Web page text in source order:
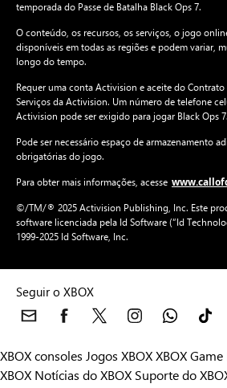
temporada do Passe de Batalha Black Ops 7.
O conteúdo, os recursos, os serviços, o jogo
disponíveis em todas as regiões e podem variar,
longo do tempo.
Requer uma conta Activision e aceite do
Serviços da Activision. Um número de telefone
Activision pode ser exigido para jogar Black Ops 7.
Pode ser necessário espaço de armazenamento
obrigatórias do jogo.
Para obter mais informações, acesse
©/TM/® 2025 Activision Publishing, Inc. Este
software licenciada pela Id Software (“Id
1999-2025 Id Software, Inc.
Seguir o XBOX
XBOX consoles Jogos XBOXXBOX Game
XBOX Notícias do XBOX Suporte do